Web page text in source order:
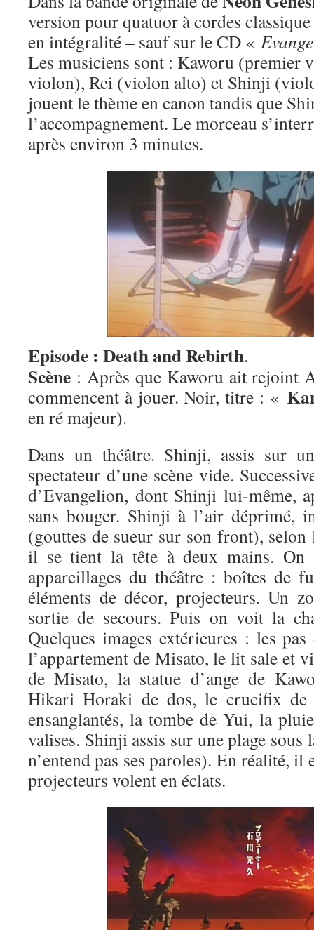
version pour quatuor à cordes
en intégralité – sauf sur le CD «
Les musiciens sont : Kaworu (premier
violon), Rei (violon alto) et Shinji
jouent le thème en canon tandis que
l’accompagnement. Le morceau
après environ 3 minutes.
Episode : Death and Rebirth.
Scène : Après que Kaworu ait rejoint
commencent à jouer. Noir, titre : «
en ré majeur).
Dans un théâtre. Shinji, assis sur
spectateur d’une scène vide.
d’Evangelion, dont Shinji lui-même,
sans bouger. Shinji à l’air déprimé,
(gouttes de sueur sur son front), selon
il se tient la tête à deux mains. On
appareillages du théâtre : boîtes de
éléments de décor, projecteurs. Un
sortie de secours. Puis on voit la
Quelques images extérieures : les
l’appartement de Misato, le lit sale et
de Misato, la statue d’ange de
Hikari Horaki de dos, le crucifix de
ensanglantés, la tombe de Yui, la
valises. Shinji assis sur une plage
n’entend pas ses paroles). En réalité, il
projecteurs volent en éclats.